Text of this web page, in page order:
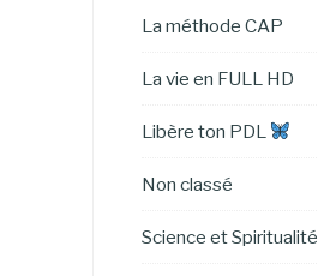
La méthode CAP
La vie en FULL HD
Libère ton PDL
Non classé
Science et Spiritualité